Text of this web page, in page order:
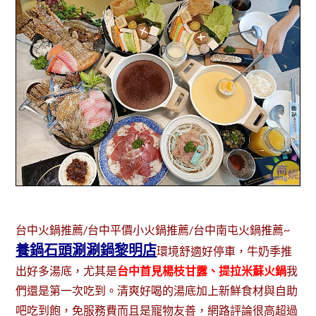
台中火鍋推薦/台中平價小火鍋推薦/台中南屯火鍋推薦~
養鍋石頭涮涮鍋黎明店環境舒適好停車，牛奶季推
出好多湯底，尤其是台中首見楊枝甘露、提拉米蘇火鍋我
們還是第一次吃到。清爽好喝的湯底加上新鮮食材與自助
吧吃到飽，免服務費而且是寵物友善，網路評論很高超過